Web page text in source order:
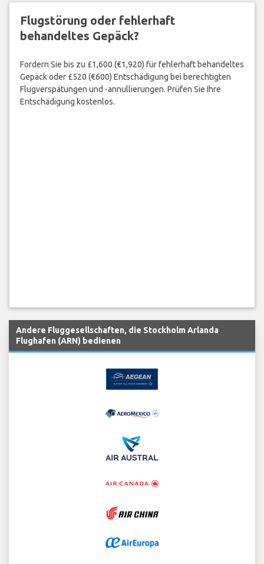
Flugstörung oder fehlerhaft
behandeltes Gepäck?
Fordern Sie bis zu £1,600 (€1,920) für fehlerhaft behandeltes
Gepäck oder £520 (€600) Entschädigung bei berechtigten
Flugverspätungen und -annullierungen. Prüfen Sie Ihre
Entschädigung kostenlos.
Andere Fluggesellschaften, die Stockholm Arlanda
Flughafen (ARN) bedienen